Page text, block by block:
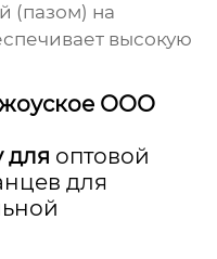
(пазом) на
высокую
ООО
для оптовой
для